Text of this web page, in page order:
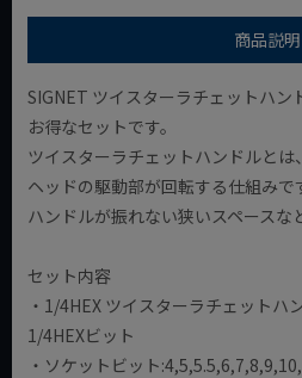
商品説明
SIGNET ツイスターラチェットハン
お得なセットです。
ツイスターラチェットハンドルと
ヘッドの駆動部が回転する仕組みで
ハンドルが振れない狭いスペースな
セット内容
・1/4HEX ツイスターラチェットハ
1/4HEXビット
・ソケットビット